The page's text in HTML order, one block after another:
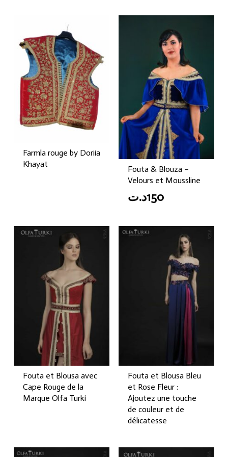
Farmla rouge by Doriia
Khayat
Fouta & Blouza –
Velours et Moussline
150د.ت
Fouta et Blousa avec
Cape Rouge de la
Marque Olfa Turki
Fouta et Blousa Bleu
et Rose Fleur :
Ajoutez une touche
de couleur et de
délicatesse